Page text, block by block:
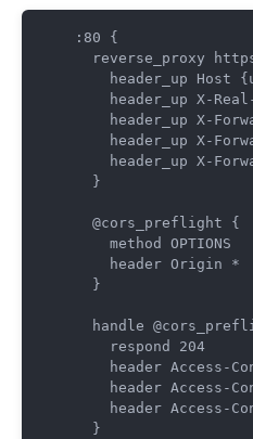
:80 {
reverse_proxy
header_up Host
header_up X-
header_up X-
header_up X-
header_up X-
  }
  @cors_preflight {
    method OPTIONS
    header Origin *
  }
handle
    respond 204
header Access-
header Access-
header Access-
  }